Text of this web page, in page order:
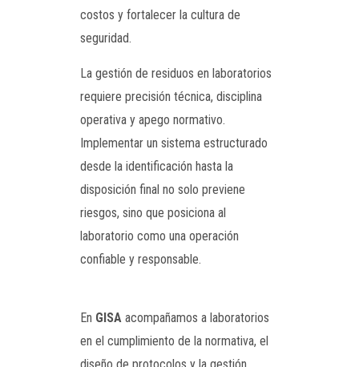
costos y fortalecer la cultura de
seguridad.
La gestión de residuos en laboratorios
requiere precisión técnica, disciplina
operativa y apego normativo.
Implementar un sistema estructurado
desde la identificación hasta la
disposición final no solo previene
riesgos, sino que posiciona al
laboratorio como una operación
confiable y responsable.
En GISA acompañamos a laboratorios
en el cumplimiento de la normativa, el